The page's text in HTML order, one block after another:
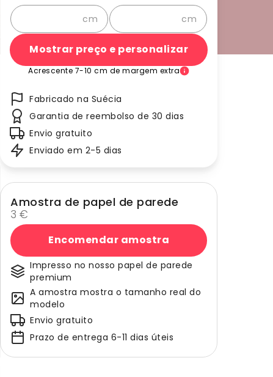
cm cm
Mostrar preço e personalizar
Acrescente 7-10 cm de margem extra
Fabricado na Suécia
Garantia de reembolso de 30 dias
Envio gratuito
Enviado em 2-5 dias
Amostra de papel de parede
3 €
Encomendar amostra
Impresso no nosso papel de parede
premium
A amostra mostra o tamanho real do
modelo
Envio gratuito
Prazo de entrega 6-11 dias úteis